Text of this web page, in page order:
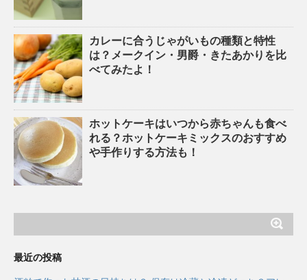
カレーに合うじゃがいもの種類と特性
は？メークイン・男爵・きたあかりを比
べてみたよ！
ホットケーキはいつから赤ちゃんも食べ
れる？ホットケーキミックスのおすすめ
や手作りする方法も！
最近の投稿